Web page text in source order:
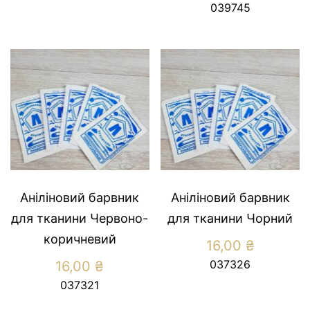
039745
Аніліновий барвник
для тканини Червоно-
коричневий
16,00 ₴
037321
Аніліновий барвник
для тканини Чорний
16,00 ₴
037326